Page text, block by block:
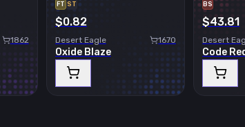
1862
FT ST
$0.82
Desert Eagle 1670
Oxide Blaze
BS
$43.81
Desert
Code